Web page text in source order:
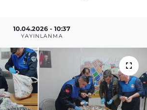
10.04.2026 - 10:37
YAYINLANMA